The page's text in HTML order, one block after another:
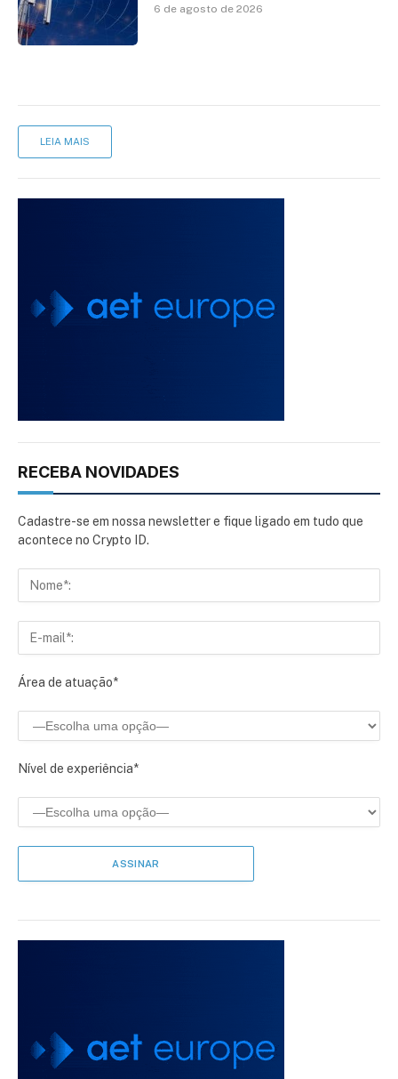
mantém desafio
6 de agosto de 2026
LEIA MAIS
RECEBA NOVIDADES
Cadastre-se em nossa newsletter e fique ligado em tudo que
acontece no Crypto ID.
Área de atuação*
Nível de experiência*